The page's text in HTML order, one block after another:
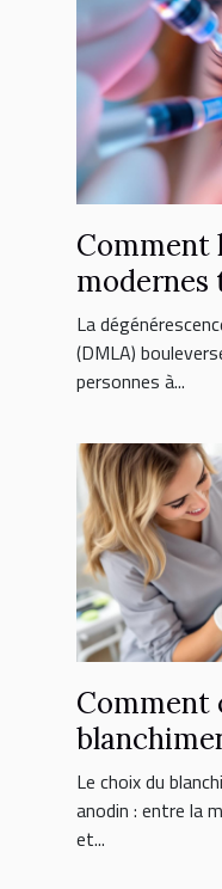
Comment
traitement
La
(DMLA)
personnes à...
Comment
domicile ?
Le choix du
anodin : entre la
et...